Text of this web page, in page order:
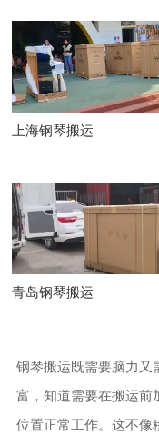
上海钢琴搬运
青岛钢琴搬运
钢琴搬运既需要脑力又
富，知道需要在搬运前
位置正常工作。这不像